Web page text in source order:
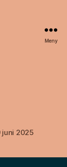
Meny
juni 2025